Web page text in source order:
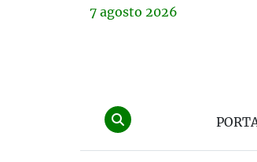
7 agosto 2026